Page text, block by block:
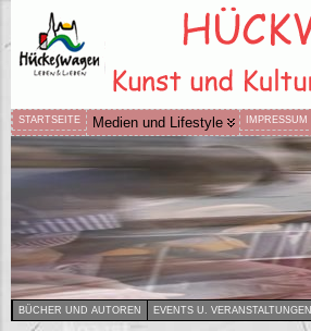
STARTSEITE Medien und Lifestyle IMPRESSUM
BÜCHER UND AUTOREN EVENTS U. VERANSTALTUNGEN